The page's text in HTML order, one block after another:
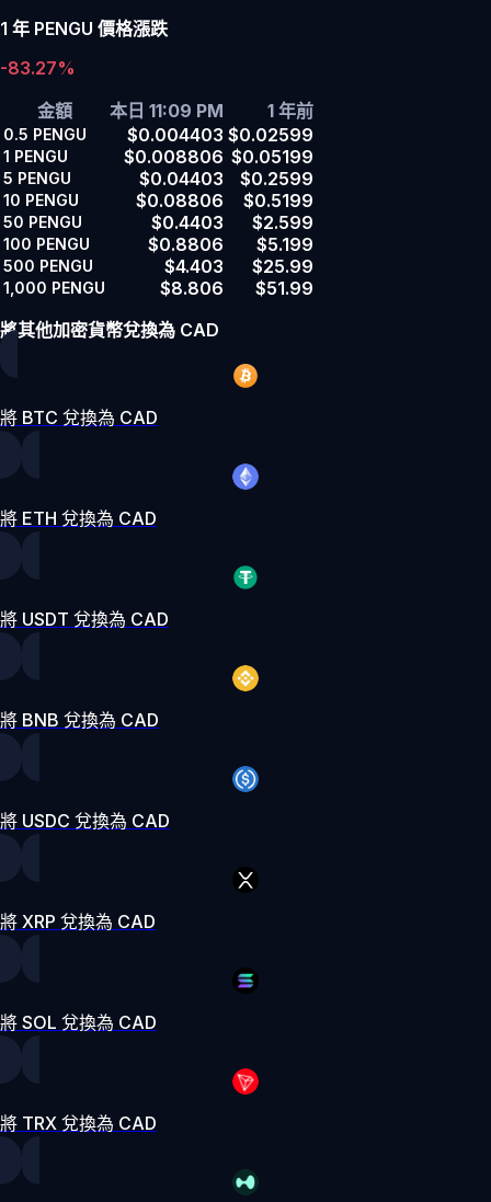
1 年 PENGU 價格漲跌
-83.27%
金額
本日 11:09 PM 1 年前
0.5 PENGU $0.004403 $0.02599
1 PENGU $0.008806 $0.05199
5 PENGU $0.04403 $0.2599
10 PENGU $0.08806 $0.5199
50 PENGU $0.4403 $2.599
100 PENGU $0.8806 $5.199
500 PENGU $4.403 $25.99
1,000 PENGU $8.806
$51.99
將其他加密貨幣兌換為 CAD
將 BTC 兌換為 CAD
將 ETH 兌換為 CAD
將 USDT 兌換為 CAD
將 BNB 兌換為 CAD
將 USDC 兌換為 CAD
將 XRP 兌換為 CAD
將 SOL 兌換為 CAD
將 TRX 兌換為 CAD